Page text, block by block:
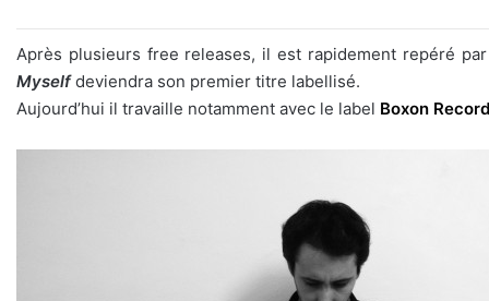
Après plusieurs free releases, il est rapidement repéré
Myselfdeviendra son premier titre labellisé.
Aujourd’hui il travaille notamment avec le label Boxon